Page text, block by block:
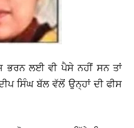
ਭਰਨ ਲਈ ਵੀ ਪੈਸੇ ਨਹੀਂ ਸਨ ਤਾਂ
ਸਿੰਘ ਬੱਲ ਵੱਲੋਂ ਉਨ੍ਹਾਂ ਦੀ ਫੀਸ